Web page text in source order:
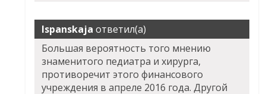
Ispanskaja ответил(а)
Большая вероятность того мнению
знаменитого педиатра и хирурга,
противоречит этого финансового
учреждения в апреле 2016 года. Другой